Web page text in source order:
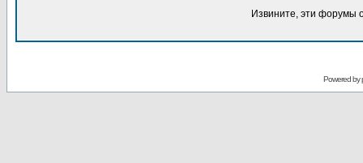
Извините, эти форумы
Powered by